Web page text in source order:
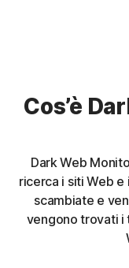
Cos’è
Dark Web
ricerca i siti Web e
scambiate e
vengono trovati i